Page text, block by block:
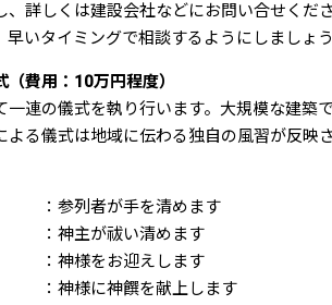
詳しくは建設会社などにお問い合せくだ
いタイミングで相談するようにしましょう
費用：10万円程度）
連の儀式を執り行います。大規模な建築
よる儀式は地域に伝わる独自の風習が反映
：参列者が手を清めます
神主が祓い清めます
：神様をお迎えします
様に神饌を献上します